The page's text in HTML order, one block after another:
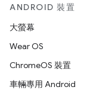
ANDROID 裝置
大螢幕
Wear OS
ChromeOS 裝置
車輛專用 Android